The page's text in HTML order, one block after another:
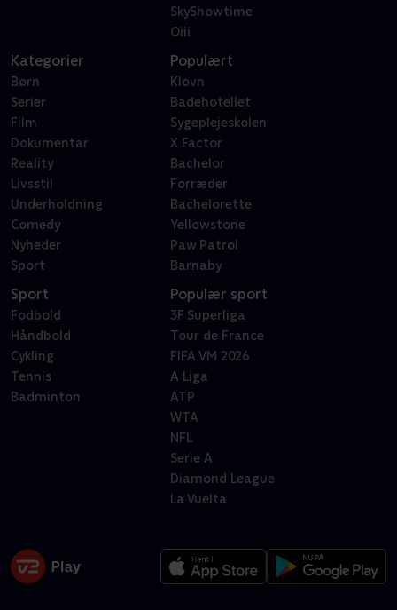
SkyShowtime
Oiii
Kategorier
Børn
Serier
Film
Dokumentar
Reality
Livsstil
Underholdning
Comedy
Nyheder
Sport
Populært
Klovn
Badehotellet
Sygeplejeskolen
X Factor
Bachelor
Forræder
Bachelorette
Yellowstone
Paw Patrol
Barnaby
Sport
Fodbold
Håndbold
Cykling
Tennis
Badminton
Populær sport
3F Superliga
Tour de France
FIFA VM 2026
A Liga
ATP
WTA
NFL
Serie A
Diamond League
La Vuelta